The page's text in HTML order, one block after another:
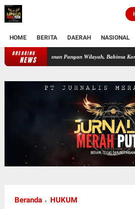
HOME BERITA DAERAH NASIONAL
BREAKING
NEWS
Ketahanan Pangan Wilayah, Babinsa Koramil 12/Tnp
Beranda HUKUM